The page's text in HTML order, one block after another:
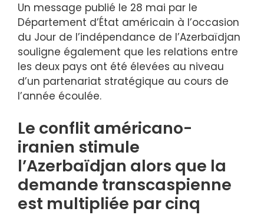
Un message publié le 28 mai par le
Département d’État américain à l’occasion
du Jour de l’indépendance de l’Azerbaïdjan
souligne également que les relations entre
les deux pays ont été élevées au niveau
d’un partenariat stratégique au cours de
l’année écoulée.
Le conflit américano-
iranien stimule
l’Azerbaïdjan alors que la
demande transcaspienne
est multipliée par cinq